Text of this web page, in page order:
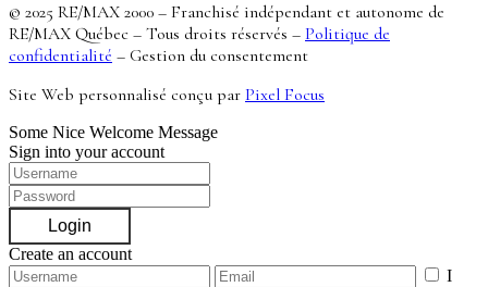
© 2025 RE/MAX 2000 – Franchisé indépendant et autonome de
RE/MAX Québec – Tous droits réservés – Politique de
confidentialité – Gestion du consentement
Site Web personnalisé conçu par Pixel Focus
Some Nice Welcome Message
Sign into your account
Login
Create an account
I